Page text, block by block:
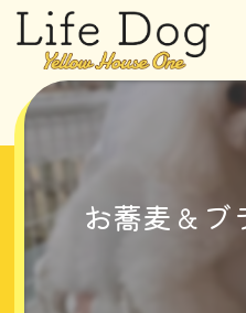
お蕎麦＆ブ